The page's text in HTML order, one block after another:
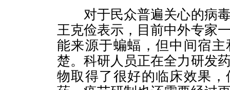
对于民众普遍关心的病毒
王克俭表示，目前中外专家
能来源于蝙蝠，但中间宿
楚。科研人员正在全力研发
物取得了很好的临床效果